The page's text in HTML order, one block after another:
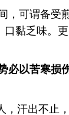
可谓备
黏乏味。
以苦寒
汗出不